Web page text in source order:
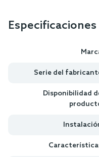
Serie del
Disponibilidad